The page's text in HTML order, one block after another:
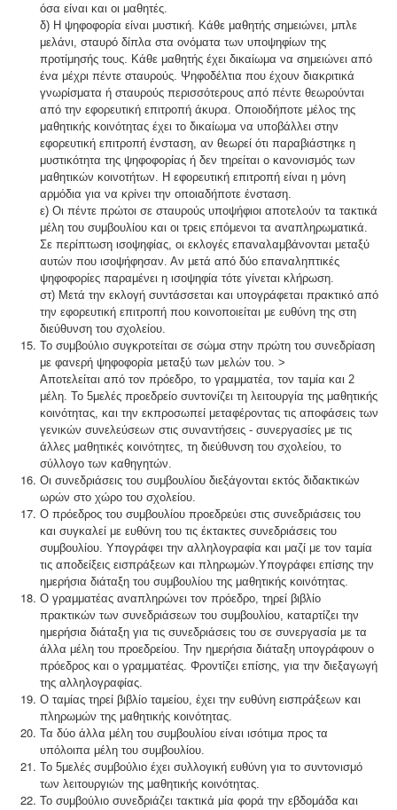
όσα είναι και οι μαθητές.
δ) Η ψηφοφορία είναι μυστική. Κάθε μαθητής σημειώνει, μπλε
μελάνι, σταυρό δίπλα στα ονόματα των υποψηφίων της
προτίμησής τους. Κάθε μαθητής έχει δικαίωμα να σημειώνει από
ένα μέχρι πέντε σταυρούς. Ψηφοδέλτια που έχουν διακριτικά
γνωρίσματα ή σταυρούς περισσότερους από πέντε θεωρούνται
από την εφορευτική επιτροπή άκυρα. Οποιοδήποτε μέλος της
μαθητικής κοινότητας έχει το δικαίωμα να υποβάλλει στην
εφορευτική επιτροπή ένσταση, αν θεωρεί ότι παραβιάστηκε η
μυστικότητα της ψηφοφορίας ή δεν τηρείται ο κανονισμός των
μαθητικών κοινοτήτων. Η εφορευτική επιτροπή είναι η μόνη
αρμόδια για να κρίνει την οποιαδήποτε ένσταση.
ε) Οι πέντε πρώτοι σε σταυρούς υποψήφιοι αποτελούν τα τακτικά
μέλη του συμβουλίου και οι τρεις επόμενοι τα αναπληρωματικά.
Σε περίπτωση ισοψηφίας, οι εκλογές επαναλαμβάνονται μεταξύ
αυτών που ισοψήφησαν. Αν μετά από δύο επαναληπτικές
ψηφοφορίες παραμένει η ισοψηφία τότε γίνεται κλήρωση.
στ) Μετά την εκλογή συντάσσεται και υπογράφεται πρακτικό από
την εφορευτική επιτροπή που κοινοποιείται με ευθύνη της στη
διεύθυνση του σχολείου.
Το συμβούλιο συγκροτείται σε σώμα στην πρώτη του συνεδρίαση
με φανερή ψηφοφορία μεταξύ των μελών του. >
Αποτελείται από τον πρόεδρο, το γραμματέα, τον ταμία και 2
μέλη. Το 5μελές προεδρείο συντονίζει τη λειτουργία της μαθητικής
κοινότητας, και την εκπροσωπεί μεταφέροντας τις αποφάσεις των
γενικών συνελεύσεων στις συναντήσεις - συνεργασίες με τις
άλλες μαθητικές κοινότητες, τη διεύθυνση του σχολείου, το
σύλλογο των καθηγητών.
Οι συνεδριάσεις του συμβουλίου διεξάγονται εκτός διδακτικών
ωρών στο χώρο του σχολείου.
Ο πρόεδρος του συμβουλίου προεδρεύει στις συνεδριάσεις του
και συγκαλεί με ευθύνη του τις έκτακτες συνεδριάσεις του
συμβουλίου. Υπογράφει την αλληλογραφία και μαζί με τον ταμία
τις αποδείξεις εισπράξεων και πληρωμών.Υπογράφει επίσης την
ημερήσια διάταξη του συμβουλίου της μαθητικής κοινότητας.
Ο γραμματέας αναπληρώνει τον πρόεδρο, τηρεί βιβλίο
πρακτικών των συνεδριάσεων του συμβουλίου, καταρτίζει την
ημερήσια διάταξη για τις συνεδριάσεις του σε συνεργασία με τα
άλλα μέλη του προεδρείου. Την ημερήσια διάταξη υπογράφουν ο
πρόεδρος και ο γραμματέας. Φροντίζει επίσης, για την διεξαγωγή
της αλληλογραφίας.
Ο ταμίας τηρεί βιβλίο ταμείου, έχει την ευθύνη εισπράξεων και
πληρωμών της μαθητικής κοινότητας.
Τα δύο άλλα μέλη του συμβουλίου είναι ισότιμα προς τα
υπόλοιπα μέλη του συμβουλίου.
Το 5μελές συμβούλιο έχει συλλογική ευθύνη για το συντονισμό
των λειτουργιών της μαθητικής κοινότητας.
Το συμβούλιο συνεδριάζει τακτικά μία φορά την εβδομάδα και